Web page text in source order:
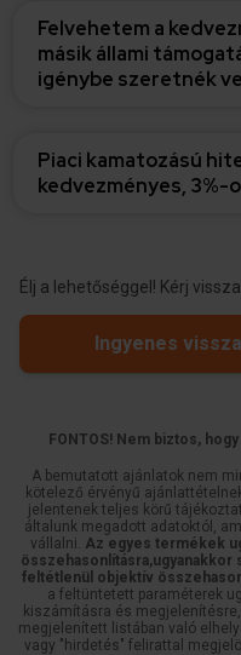
Felvehetem a
másik állami
igénybe szeretnék
Piaci kamatozású
kedvezményes, 3%-
Élj a lehetőséggel! Kérj
Ingyenes
FONTOS! Nem biztos,
A bemutatott ajánlatok nem
kötelező érvényű
jelentenek teljes körű
általunk megadott adatoktól,
vállalni. Az egyes termékek
feltétlenül objektív
a feltüntetett paraméterek
kiszámításra és
megjelenített listában való
vagy "hirdetés" felirattal